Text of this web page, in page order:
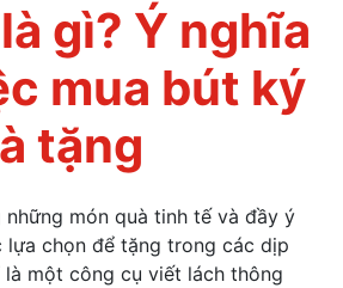
gì? Ý nghĩa
mua bút ký
tặng
món quà tinh tế và đầy ý
lựa chọn để tặng trong các dịp
một công cụ viết lách thông